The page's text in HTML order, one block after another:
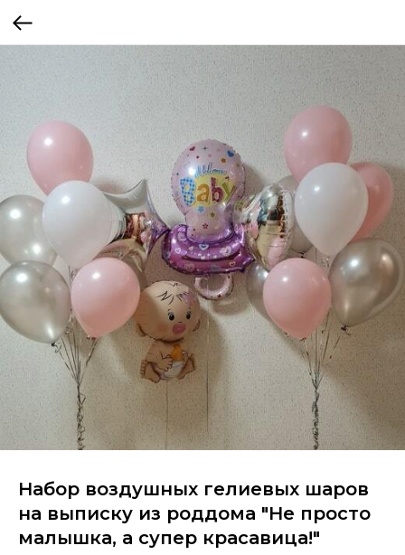
Набор воздушных гелиевых шаров
на выписку из роддома "Не просто
малышка, а супер красавица!"